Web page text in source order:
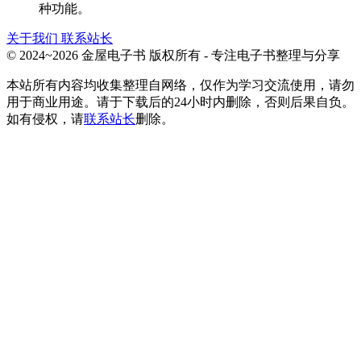
种功能。
关于我们 联系站长
© 2024~2026 金屋电子书 版权所有 - 专注电子书整理与分享
本站所有内容均收集整理自网络，仅作为学习交流使用，请勿
用于商业用途。请于下载后的24小时内删除，否则后果自负。
如有侵权，请联系站长删除。